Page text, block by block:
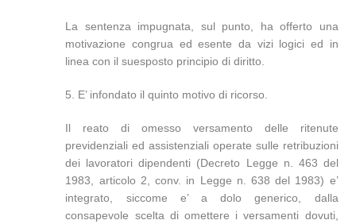
La sentenza impugnata, sul punto, ha offerto una
motivazione congrua ed esente da vizi logici ed in
linea con il suesposto principio di diritto.
5. E’ infondato il quinto motivo di ricorso.
Il reato di omesso versamento delle ritenute
previdenziali ed assistenziali operate sulle retribuzioni
dei lavoratori dipendenti (Decreto Legge n. 463 del
1983, articolo 2, conv. in Legge n. 638 del 1983) e’
integrato, siccome e’ a dolo generico, dalla
consapevole scelta di omettere i versamenti dovuti,